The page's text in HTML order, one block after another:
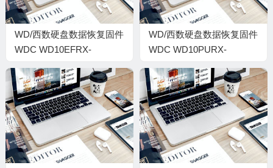
WD/西数硬盘数据恢复固件
WDC WD10EFRX-
WCC4J3UF1AK5-
00010052-1575
WD/西数硬盘数据恢复固件
WDC WD10PURX-
WCC4J1NAA9H8-
00010052-1575